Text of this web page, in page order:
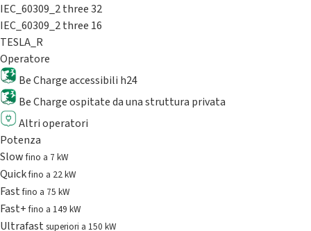
IEC_60309_2 three 32
IEC_60309_2 three 16
TESLA_R
Operatore
Be Charge accessibili h24
Be Charge ospitate da una struttura privata
Altri operatori
Potenza
Slowfino a 7 kW
Quickfino a 22 kW
Fastfino a 75 kW
Fast+fino a 149 kW
Ultrafast superiori a 150 kW